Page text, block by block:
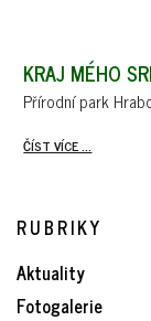
KRAJ MÉHO
Přírodní park
ČÍST VÍCE ...
RUBRIKY
Aktuality
Fotogalerie